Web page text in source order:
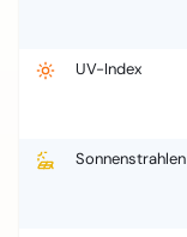
UV-Index
Sonnenstrahlen